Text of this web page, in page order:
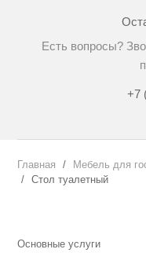
Есть вопросы?
+7
Главная Мебель для
Стол туалетный
Основные услуги